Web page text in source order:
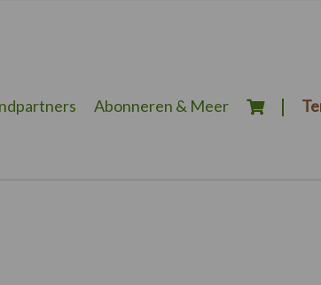
Abonneren & Meer